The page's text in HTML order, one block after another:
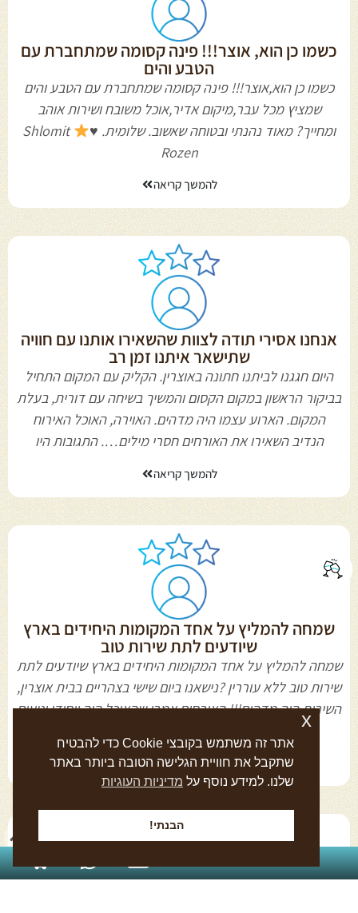
כשמו כן הוא, אוצר!!! פינה קסומה שמתחברת עם
הטבע והים
כשמו כן הוא,אוצר!!! פינה קסומה שמתחברת עם הטבע והים
שמציץ מכל עבר,מיקום אדיר,אוכל משובח ושירות אוהב
ומחייך? מאוד נהנתי ובטוחה שאשוב. שלומית. ♥️
‏ ‏‎Shlomit
Rozen‎‏
להמשך קריאה
אנחנו אסירי תודה לצוות שהשאירו אותנו עם חוויה
שתישאר איתנו זמן רב
היום חגגנו לביתנו חתונה באוצרין. הקליק עם המקום התחיל
בביקור הראשון במקום הקסום והמשיך בשיחה עם דורית, בעלת
המקום. הארוע עצמו היה מדהים. האוירה, האוכל האירוח
הנדיב השאירו את האורחים חסרי מילים…. התגובות היו
להמשך קריאה
שמחה להמליץ על אחד המקומות היחידים בארץ
שיודעים לתת שירות טוב
שמחה להמליץ על אחד המקומות היחידים בארץ שיודעים לתת
שירות טוב ללא עוררין ?נישאנו ביום שישי בצהריים בבית אוצרין,
השירות היה מדהים!!! האורחים אמרו שהאוכל היה ייחודי וטעים
להמשך קריאה
אתר זה משתמש בקובצי Cookie כדי להבטיח
שתקבל את חוויית הגלישה הטובה ביותר באתר
שלנו. למידע נוסף על מדיניות העוגיות
הבנתי!
x